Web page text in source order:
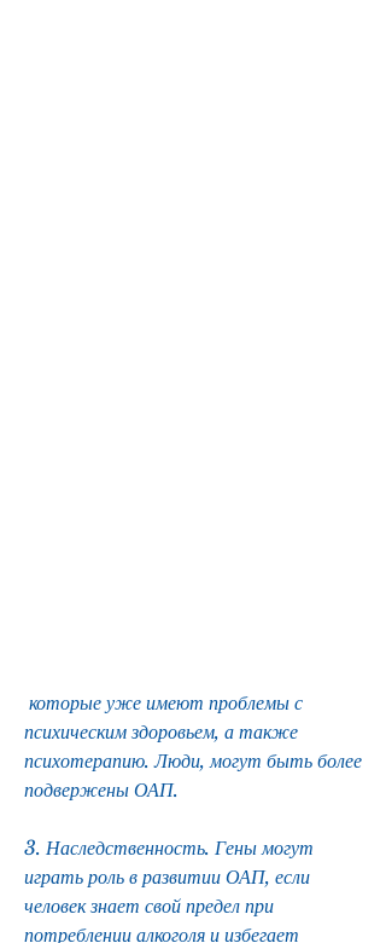
психическим здоровьем, а также
психотерапию. Люди, могут быть более
подвержены ОАП.
3. Наследственность. Гены могут
играть роль в развитии ОАП, если
человек знает свой предел при
потреблении алкоголя и избегает